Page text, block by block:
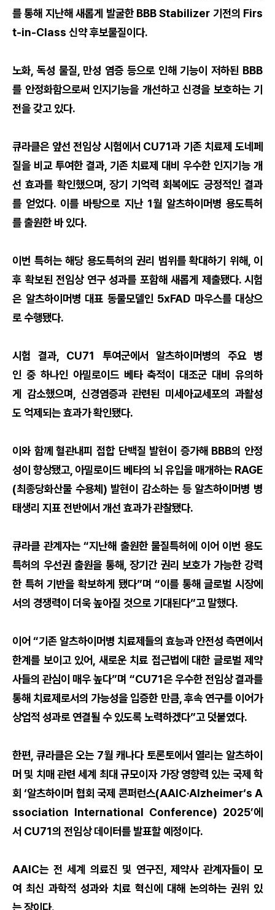
를 통해 지난해 새롭게 발굴한 BBB Stabilizer 기전의 Firs
t-in-Class 신약 후보물질이다.
노화, 독성 물질, 만성 염증 등으로 인해 기능이 저하된 BBB
를 안정화함으로써 인지기능을 개선하고 신경을 보호하는 기
전을 갖고 있다.
큐라클은 앞선 전임상 시험에서 CU71과 기존 치료제 도네페
질을 비교 투여한 결과, 기존 치료제 대비 우수한 인지기능 개
선 효과를 확인했으며, 장기 기억력 회복에도 긍정적인 결과
를 얻었다. 이를 바탕으로 지난 1월 알츠하이머병 용도특허
를 출원한 바 있다.
이번 특허는 해당 용도특허의 권리 범위를 확대하기 위해, 이
후 확보된 전임상 연구 성과를 포함해 새롭게 제출됐다. 시험
은 알츠하이머병 대표 동물모델인 5xFAD 마우스를 대상으
로 수행됐다.
시험 결과, CU71 투여군에서 알츠하이머병의 주요 병
인 중 하나인 아밀로이드 베타 축적이 대조군 대비 유의하
게 감소했으며, 신경염증과 관련된 미세아교세포의 과활성
도 억제되는 효과가 확인됐다.
이와 함께 혈관내피 접합 단백질 발현이 증가해 BBB의 안정
성이 향상됐고, 아밀로이드 베타의 뇌 유입을 매개하는 RAGE
(최종당화산물 수용체) 발현이 감소하는 등 알츠하이머병 병
태생리 지표 전반에서 개선 효과가 관찰됐다.
큐라클 관계자는 “지난해 출원한 물질특허에 이어 이번 용도
특허의 우선권 출원을 통해, 장기간 권리 보호가 가능한 강력
한 특허 기반을 확보하게 됐다”며 “이를 통해 글로벌 시장에
서의 경쟁력이 더욱 높아질 것으로 기대된다”고 말했다.
이어 “기존 알츠하이머병 치료제들의 효능과 안전성 측면에서
한계를 보이고 있어, 새로운 치료 접근법에 대한 글로벌 제약
사들의 관심이 매우 높다”며 “CU71은 우수한 전임상 결과를
통해 치료제로서의 가능성을 입증한 만큼, 후속 연구를 이어가
상업적 성과로 연결될 수 있도록 노력하겠다”고 덧붙였다.
한편, 큐라클은 오는 7월 캐나다 토론토에서 열리는 알츠하이
머 및 치매 관련 세계 최대 규모이자 가장 영향력 있는 국제 학
회 ‘알츠하이머 협회 국제 콘퍼런스(AAIC·Alzheimer‘s A
ssociation International Conference) 2025’에
서 CU71의 전임상 데이터를 발표할 예정이다.
AAIC는 전 세계 의료진 및 연구진, 제약사 관계자들이 모
여 최신 과학적 성과와 치료 혁신에 대해 논의하는 권위 있
는 장이다.